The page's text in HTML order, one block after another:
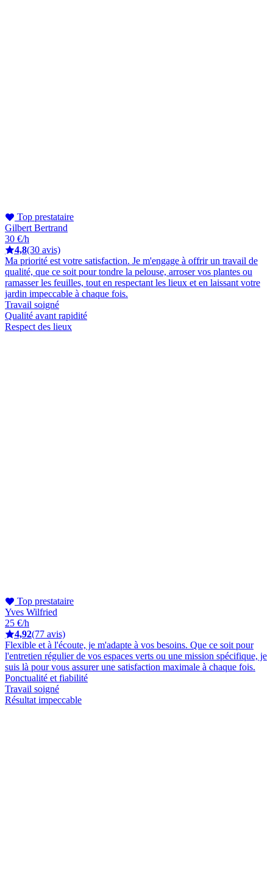
Top prestataire
Gilbert Bertrand
30 €/h
4,8(30 avis)
Ma priorité est votre satisfaction. Je m'engage à offrir un travail de
qualité, que ce soit pour tondre la pelouse, arroser vos plantes ou
ramasser les feuilles, tout en respectant les lieux et en laissant votre
jardin impeccable à chaque fois.
Travail soigné
Qualité avant rapidité
Respect des lieux
Top prestataire
Yves Wilfried
25 €/h
4,92(77 avis)
Flexible et à l'écoute, je m'adapte à vos besoins. Que ce soit pour
l'entretien régulier de vos espaces verts ou une mission spécifique, je
suis là pour vous assurer une satisfaction maximale à chaque fois.
Ponctualité et fiabilité
Travail soigné
Résultat impeccable